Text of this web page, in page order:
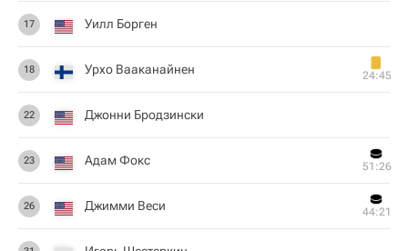
17 Уилл Борген
18 Урхо Вааканайнен 24:45
22 Джонни Бродзински
23 Адам Фокс 51:26
26 Джимми Веси 44:21